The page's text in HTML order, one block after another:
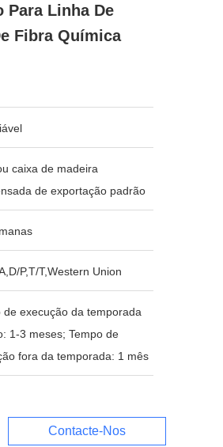
Para Linha De
Fibra Química
caixa de madeira
de exportação padrão
P,T/T,Western Union
de execução da temporada
1-3 meses; Tempo de
fora da temporada: 1 mês
Contacte-Nos